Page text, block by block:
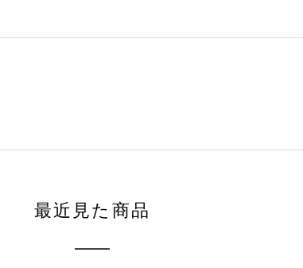
最近見た商品